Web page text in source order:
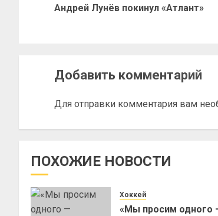
Андрей Лунёв покинул «Атлант»
Добавить комментарий
Для отправки комментария вам
ПОХОЖИЕ НОВОСТИ
Хоккей
«Мы просим одного